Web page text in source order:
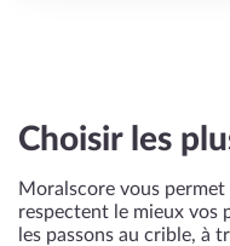
Choisir les
Moralscore vous
respectent le mieux vos
les passons au crible, à